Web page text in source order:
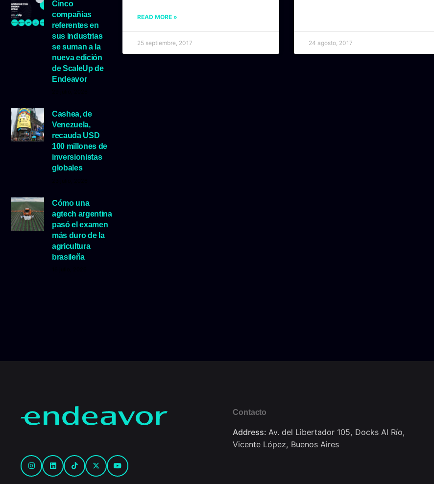
Cinco
compañías
referentes en
sus industrias
se suman a la
nueva edición
de ScaleUp de
Endeavor
Cashea, de
Venezuela,
recauda USD
100 millones de
inversionistas
globales
Cómo una
agtech argentina
pasó el examen
más duro de la
agricultura
brasileña
READ MORE »
25 septiembre, 2017 24 agosto, 2017
Contacto
Address: Av. del Libertador 105, Docks Al Río,
Vicente López, Buenos Aires